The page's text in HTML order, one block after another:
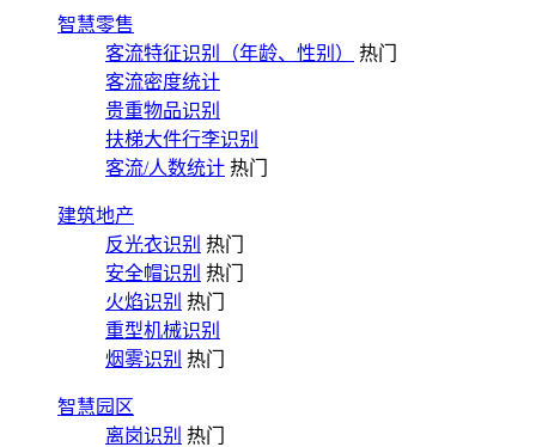
智慧零售
客流特征识别（年龄、性别）
热门
客流密度统计
贵重物品识别
扶梯大件行李识别
客流/人数统计 热门
建筑地产
反光衣识别 热门
安全帽识别 热门
火焰识别 热门
重型机械识别
烟雾识别 热门
智慧园区
离岗识别 热门